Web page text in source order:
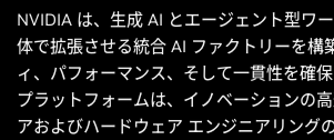
NVIDIA は、生成 AI とエージェント型ワ
体で拡張させる統合 AI ファクトリーを構
ィ、パフォーマンス、そして一貫性を確
プラットフォームは、イノベーションの
アおよびハードウェア エンジニアリング